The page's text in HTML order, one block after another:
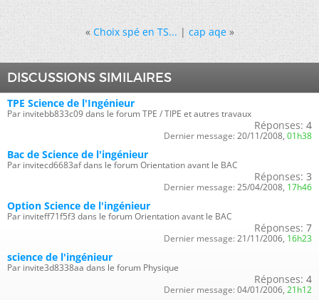
« Choix spé en TS...|cap aqe »
DISCUSSIONS SIMILAIRES
TPE Science de l'Ingénieur
Par invitebb833c09 dans le forum TPE / TIPE et autres travaux
Réponses: 4
Dernier message: 20/11/2008, 01h38
Bac de Science de l'ingénieur
Par invitecd6683af dans le forum Orientation avant le BAC
Réponses: 3
Dernier message: 25/04/2008, 17h46
Option Science de l'ingénieur
Par inviteff71f5f3 dans le forum Orientation avant le BAC
Réponses: 7
Dernier message: 21/11/2006, 16h23
science de l'ingénieur
Par invite3d8338aa dans le forum Physique
Réponses: 4
Dernier message: 04/01/2006, 21h12